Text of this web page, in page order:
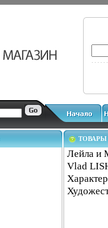
ТОВАРЫ
Лейла и
Vlad